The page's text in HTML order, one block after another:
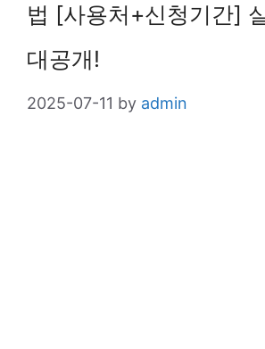
법 [사용처+신청기간]
대공개!
2025-07-11 by admin